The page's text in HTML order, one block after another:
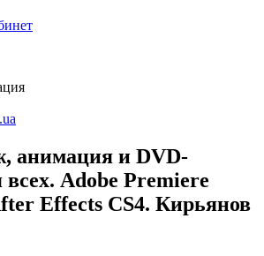
анимация и DVD-
всех. Adobe Premiere
Effects CS4. Кирьянов